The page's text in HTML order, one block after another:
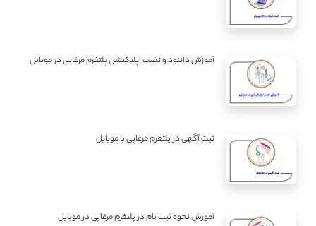
آموزش دانلود و نصب اپلیکیشن پلتفرم مرغابی در موبایل
ثبت آگهی در پلتفرم مرغابی با موبایل
آموزش نحوه ثبت نام در پلتفرم مرغابی در موبایل